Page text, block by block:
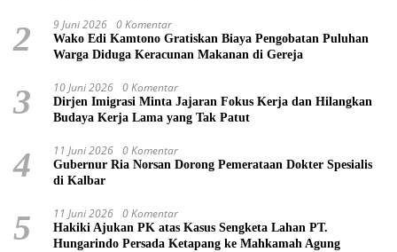
2 9 Juni 2026 0 Komentar
Wako Edi Kamtono Gratiskan Biaya Pengobatan Puluhan
Warga Diduga Keracunan Makanan di Gereja
3 10 Juni 2026 0 Komentar
Dirjen Imigrasi Minta Jajaran Fokus Kerja dan Hilangkan
Budaya Kerja Lama yang Tak Patut
4 11 Juni 2026 0 Komentar
Gubernur Ria Norsan Dorong Pemerataan Dokter Spesialis
di Kalbar
5 11 Juni 2026 0 Komentar
Hakiki Ajukan PK atas Kasus Sengketa Lahan PT.
Hungarindo Persada Ketapang ke Mahkamah Agung